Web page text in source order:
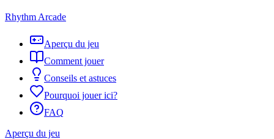
Rhythm Arcade
Aperçu du jeu
Comment jouer
Conseils et astuces
Pourquoi jouer ici?
FAQ
Aperçu du jeu